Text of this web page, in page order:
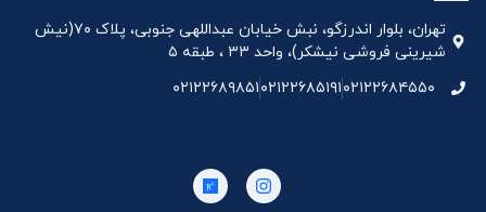
تهران، بلوار اندرزگو، نبش خیابان عبداللهی جنوبی، پلاک ۷۰(نیش
شیرینی فروشی نیشکر)، واحد ۳۳ ، طبقه ۵
۰۲۱۲۲۶۸۴۵۵۰۰۲۱۲۲۶۸۵۱۹۱۰۲۱۲۲۶۸۹۸۵۱